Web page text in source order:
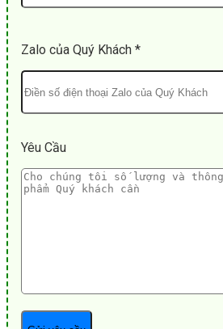
Zalo của Quý Khách *
Yêu Cầu